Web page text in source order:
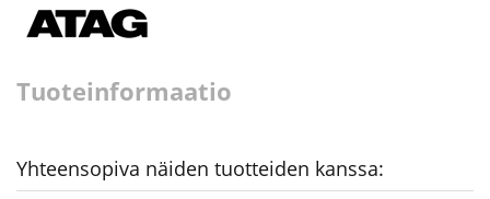
Tuoteinformaatio
Yhteensopiva näiden tuotteiden kanssa: